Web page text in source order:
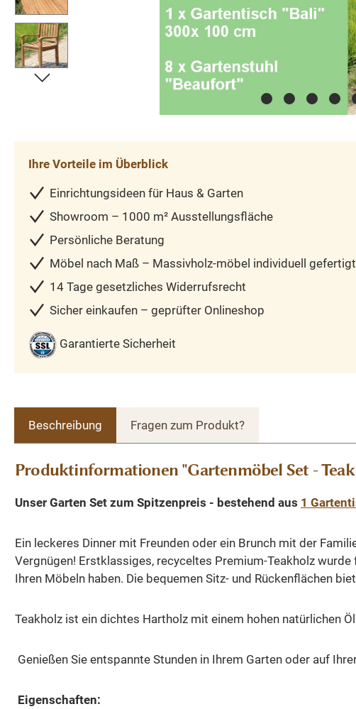
Ihre Vorteile im Überblick
Einrichtungsideen für Haus & Garten
Showroom – 1000 m² Ausstellungsfläche
Persönliche Beratung
Möbel nach Maß – Massivholz-möbel individuell gefertigt
14 Tage gesetzliches Widerrufsrecht
Sicher einkaufen – geprüfter Onlineshop
Garantierte Sicherheit
Beschreibung Fragen zum Produkt?
Produktinformationen "Gartenmöbel Set -
Unser Garten Set zum Spitzenpreis - bestehend aus 1
Ein leckeres Dinner mit Freunden oder ein Brunch mit der
Vergnügen! Erstklassiges, recyceltes Premium-Teakholz
Ihren Möbeln haben. Die bequemen Sitz- und Rückenflächen
Teakholz ist ein dichtes Hartholz mit einem hohen natürlichen
Genießen Sie entspannte Stunden in Ihrem Garten oder auf
Eigenschaften: